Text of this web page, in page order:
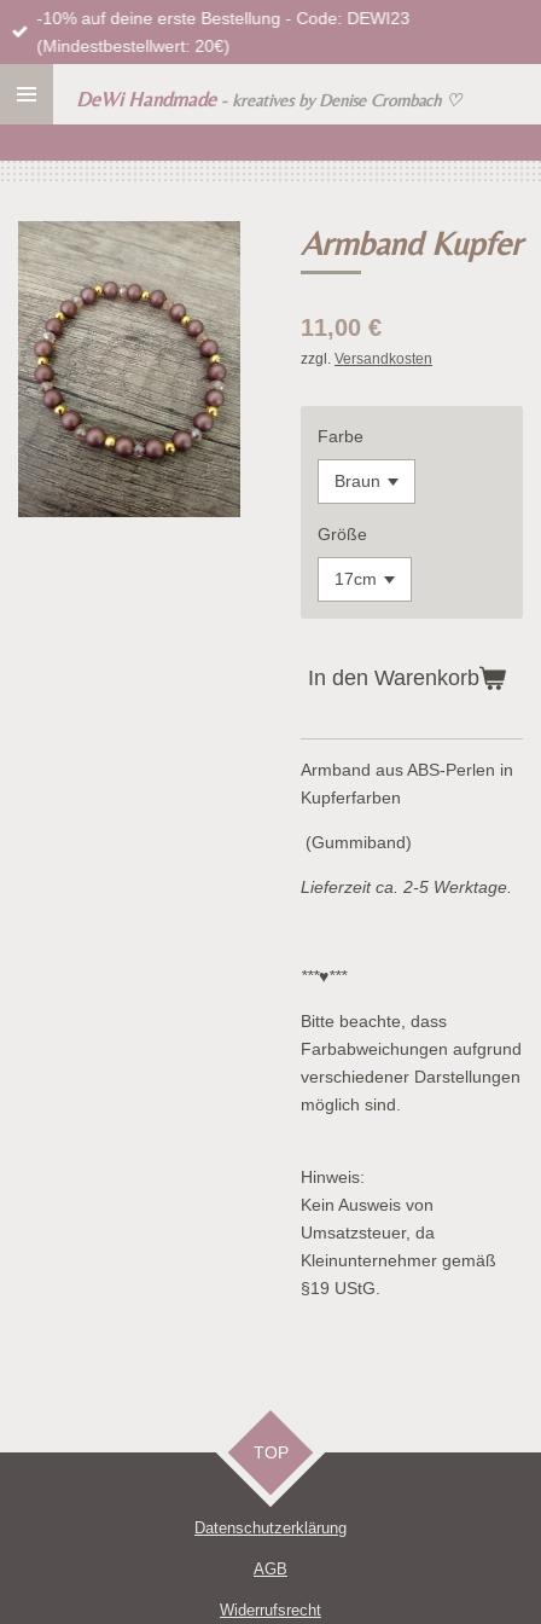
Zum
Hauptinhalt
DeWi Handmade - kreatives by Denise Crombach ♡
-10% auf deine erste Bestellung - Code: DEWI23
(Mindestbestellwert: 20€)
Armband Kupfer
11,00 €
zzgl. Versandkosten
Farbe
Größe
In den Warenkorb
Armband aus ABS-Perlen in
Kupferfarben
(Gummiband)
Lieferzeit ca. 2-5 Werktage.
***♥***
Bitte beachte, dass
Farbabweichungen aufgrund
verschiedener Darstellungen
möglich sind.
Hinweis:
Kein Ausweis von
Umsatzsteuer, da
Kleinunternehmer gemäß
§19 UStG.
TOP
Datenschutzerklärung
AGB
Widerrufsrecht